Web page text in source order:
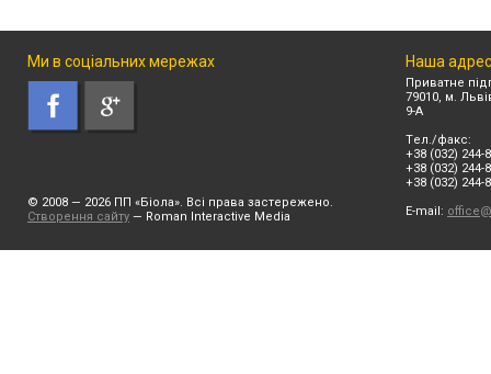
Ми в соціальних мережах
© 2008 — 2026 ПП «Біола». Всi права заcтережено.
Створення сайту — Roman Interactive Media
Наша
Приватне
79010, м.
9-А
Tел./факс:
+38 (032) 244-
+38 (032) 244-
+38 (032) 244-
E-mail: